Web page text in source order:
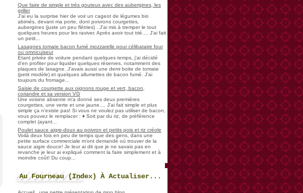
Que faire de simple et très gouteux avec des aubergines, les
griller
J'ai eu la surprise hier de voir un cageot de légumes bio
abimés, devant ma porte, dont poivrons courgettes,
aubergines (juste un peu flétries) . J'ai mis à tremper le tout
quelques heures pour les raviver. Après avoir tout trié.... J'ai fait
un petit...
Lasagnes tomate bacon fumé mozzarelle pour célibataire four
ou omnicuiseur
Etant privée de voiture pendant quelques temps, j'ai décidé
d'en profiter pour liquider quelques réserves, notamment des
plaques de lasagne. J'avais aussi une demi boite de tomate
(petit modèle) et quelques allumettes de bacon fumé. J'ai
toujours du fromage...
Saisie de courgette aux oignons rouge et vert, bacon,
coriandre et sa version VG
Une voisine absente m'a donné ses deux premières
courgettes, une verte et une jaune.... J'ai fait simple et plus
simple ça n'existe pas! Si vous ne voulez pas utiliser de bacon,
vous pouvez le remplacer : ♦ Soit par du riz, de préférence
complet (ayant...
Poulet sauce aigre-doux au poivron et petits pois et riz créole
Voilà deux fois en peu de temps que des gens, dans une
petite surface commerciale m'ont demandé où trouver de la
sauce aigre douce! Je leur ai dit que je ne savais pas en
revanche je leur ai expliqué comment la faire simplement et à
moindre coût! Du coup...
Au Fourneau (Index) À Actualiser...